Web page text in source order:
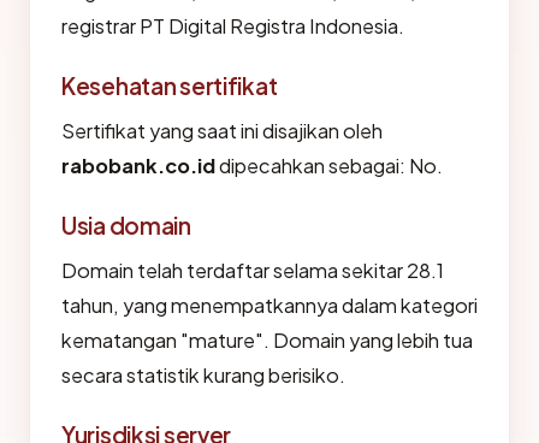
registrar PT Digital Registra Indonesia.
Kesehatan sertifikat
Sertifikat yang saat ini disajikan oleh
rabobank.co.iddipecahkan sebagai: No.
Usia domain
Domain telah terdaftar selama sekitar 28.1
tahun, yang menempatkannya dalam kategori
kematangan "mature". Domain yang lebih tua
secara statistik kurang berisiko.
Yurisdiksi server